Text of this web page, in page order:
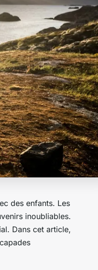
des enfants. Les
inoubliables.
Dans cet article,